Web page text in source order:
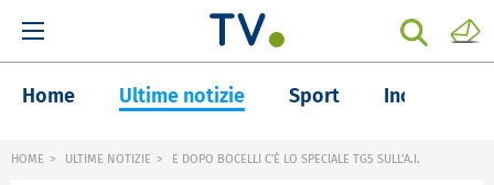
Home Ultime notizie Sport Inchieste
HOME ULTIME NOTIZIE E DOPO BOCELLI C'È LO SPECIALE TG5 SULL'A.I.